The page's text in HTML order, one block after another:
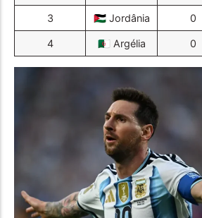
3 🇯🇴 Jordânia 0
4 🇩🇿 Argélia 0